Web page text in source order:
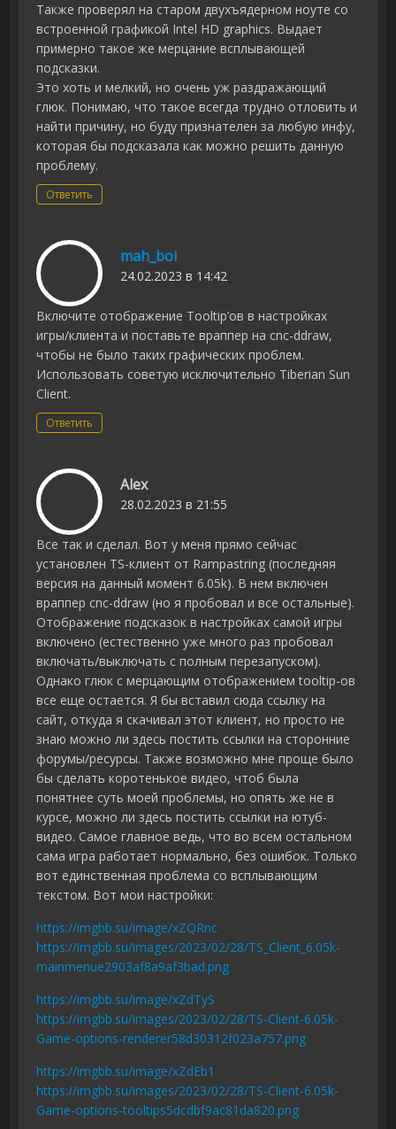
Также проверял на старом двухъядерном ноуте со
встроенной графикой Intel HD graphics. Выдает
примерно такое же мерцание всплывающей
подсказки.
Это хоть и мелкий, но очень уж раздражающий
глюк. Понимаю, что такое всегда трудно отловить и
найти причину, но буду признателен за любую инфу,
которая бы подсказала как можно решить данную
проблему.
Ответить
mah_boi
24.02.2023 в 14:42
Включите отображение Tooltip’ов в настройках
игры/клиента и поставьте враппер на cnc-ddraw,
чтобы не было таких графических проблем.
Использовать советую исключительно Tiberian Sun
Client.
Ответить
Alex
28.02.2023 в 21:55
Все так и сделал. Вот у меня прямо сейчас
установлен TS-клиент от Rampastring (последняя
версия на данный момент 6.05k). В нем включен
враппер cnc-ddraw (но я пробовал и все остальные).
Отображение подсказок в настройках самой игры
включено (естественно уже много раз пробовал
включать/выключать с полным перезапуском).
Однако глюк с мерцающим отображением tooltip-ов
все еще остается. Я бы вставил сюда ссылку на
сайт, откуда я скачивал этот клиент, но просто не
знаю можно ли здесь постить ссылки на сторонние
форумы/ресурсы. Также возможно мне проще было
бы сделать коротенькое видео, чтоб была
понятнее суть моей проблемы, но опять же не в
курсе, можно ли здесь постить ссылки на ютуб-
видео. Самое главное ведь, что во всем остальном
сама игра работает нормально, без ошибок. Только
вот единственная проблема со всплывающим
текстом. Вот мои настройки:
https://imgbb.su/image/xZQRnc
https://imgbb.su/images/2023/02/28/TS_Client_6.05k-
mainmenue2903af8a9af3bad.png
https://imgbb.su/image/xZdTyS
https://imgbb.su/images/2023/02/28/TS-Client-6.05k-
Game-options-renderer58d30312f023a757.png
https://imgbb.su/image/xZdEb1
https://imgbb.su/images/2023/02/28/TS-Client-6.05k-
Game-options-tooltips5dcdbf9ac81da820.png